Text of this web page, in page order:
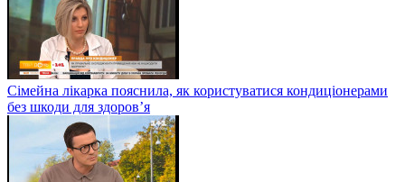
Сімейна лікарка пояснила, як користуватися кондиціонерами
без шкоди для здоров’я